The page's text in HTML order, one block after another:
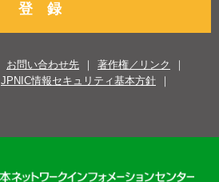
登 録
お問い合わせ先
著作権／リンク
JPNIC情報セキュリティ基本方針